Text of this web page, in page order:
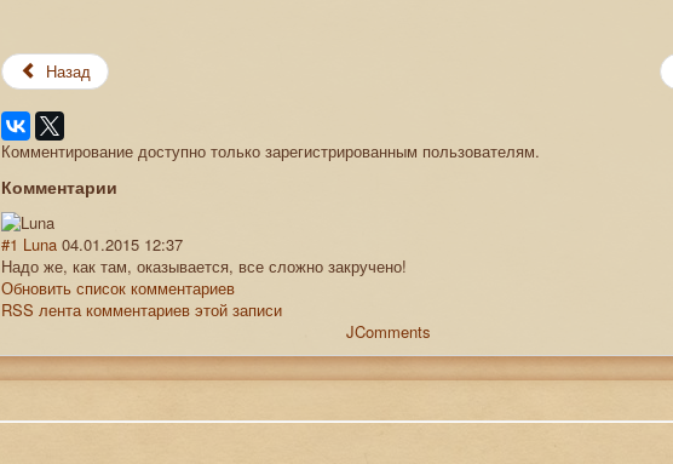
Назад
Комментирование доступно только зарегистрированным пользователям.
Комментарии
#1 Luna 04.01.2015 12:37
Надо же, как там, оказывается, все сложно закручено!
Обновить список комментариев
RSS лента комментариев этой записи
JComments